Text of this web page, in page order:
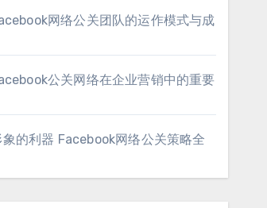
网络公关团队的运作模式与成
公关网络在企业营销中的重要
的利器 Facebook网络公关策略全